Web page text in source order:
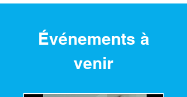
- CTG (Collectivité Territoriale de Guyane)
Événements à
venir